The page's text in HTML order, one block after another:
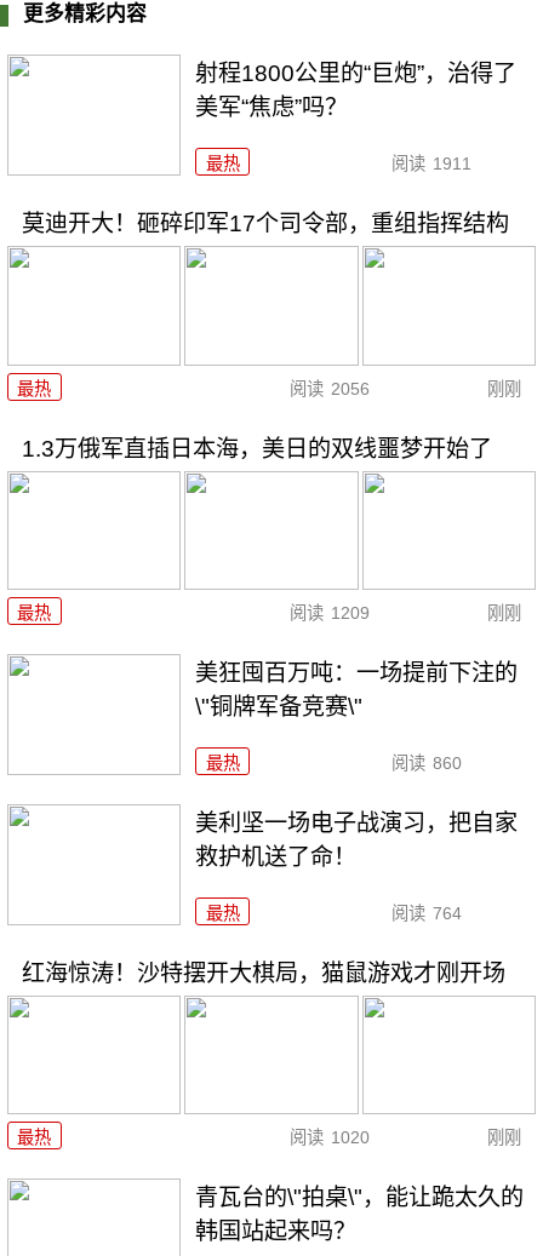
更多精彩内容
射程1800公里的“巨炮”，治得了
美军“焦虑”吗？
最热 阅读 1911
莫迪开大！砸碎印军17个司令部，重组指挥结构
最热 阅读 2056 刚刚
1.3万俄军直插日本海，美日的双线噩梦开始了
最热 阅读 1209 刚刚
美狂囤百万吨：一场提前下注的
\"铜牌军备竞赛\"
最热 阅读 860
美利坚一场电子战演习，把自家
救护机送了命！
最热 阅读 764
红海惊涛！沙特摆开大棋局，猫鼠游戏才刚开场
最热 阅读 1020 刚刚
青瓦台的\"拍桌\"，能让跪太久的
韩国站起来吗？